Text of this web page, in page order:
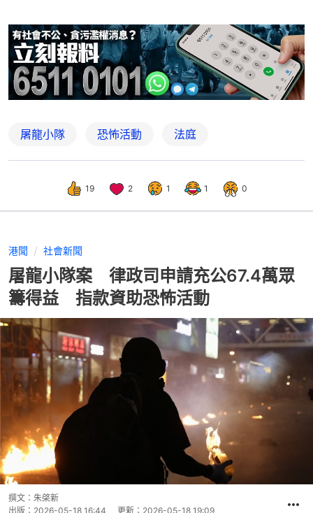
屠龍小隊 恐怖活動 法庭
19 2 1 1 0
港聞 社會新聞
屠龍小隊案 律政司申請充公67.4萬眾
籌得益 指款資助恐怖活動
撰文： 朱棨新
出版： 2026-05-18 16:44 更新： 2026-05-18 19:09